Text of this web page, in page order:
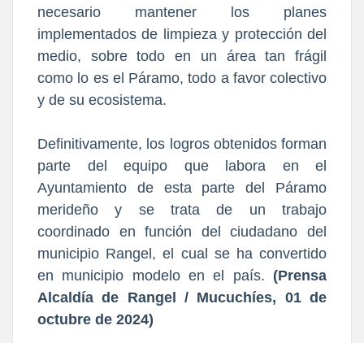
necesario mantener los planes
implementados de limpieza y protección del
medio, sobre todo en un área tan frágil
como lo es el Páramo, todo a favor colectivo
y de su ecosistema.
Definitivamente, los logros obtenidos forman
parte del equipo que labora en el
Ayuntamiento de esta parte del Páramo
merideño y se trata de un trabajo
coordinado en función del ciudadano del
municipio Rangel, el cual se ha convertido
en municipio modelo en el país. (Prensa
Alcaldía de Rangel / Mucuchíes, 01 de
octubre de 2024)